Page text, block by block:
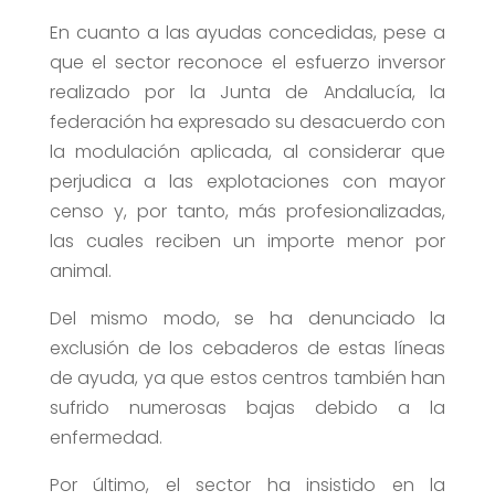
En cuanto a las ayudas concedidas, pese a
que el sector reconoce el esfuerzo inversor
realizado por la Junta de Andalucía, la
federación ha expresado su desacuerdo con
la modulación aplicada, al considerar que
perjudica a las explotaciones con mayor
censo y, por tanto, más profesionalizadas,
las cuales reciben un importe menor por
animal.
Del mismo modo, se ha denunciado la
exclusión de los cebaderos de estas líneas
de ayuda, ya que estos centros también han
sufrido numerosas bajas debido a la
enfermedad.
Por último, el sector ha insistido en la